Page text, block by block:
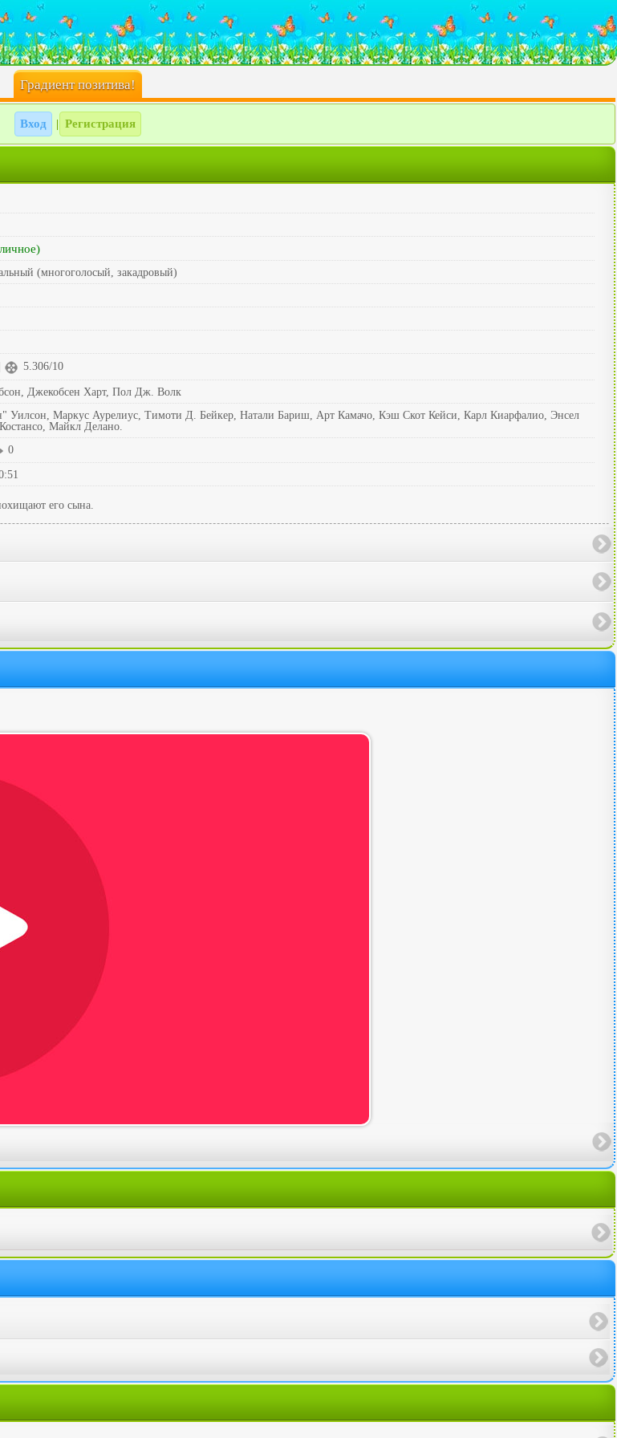
Градиент позитива!
Вход Регистрация
(многоголосый, закадровый)
5.306/10
Джекобсен Харт, Пол Дж. Волк
Уилсон, Маркус Аурелиус, Тимоти Д. Бейкер, Натали Бариш, Арт Камачо, Кэш Скот Кейси, Карл Киарфалио, Энсел
Майкл Делано.
0
его сына.